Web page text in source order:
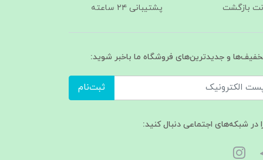
پشتیبانی ۲۴ ساعته
و جدیدترین‌های فروشگاه ما باخبر شوید:
ثبت‌نام
در شبکه‌های اجتماعی دنبال کنید: